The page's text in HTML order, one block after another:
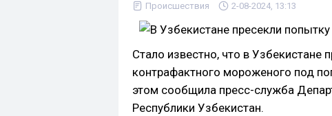
Происшествия 2-08-2024, 13:13
Стало известно, что в Узбекистане
контрафактного мороженого под
этом сообщила пресс-служба
Республики Узбекистан.